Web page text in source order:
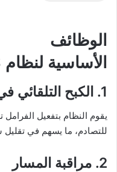
الوظائف
الأساسية لنظام ADAS في السيارة
1. الكبح التلقائي في حالات الطوارئ
يقوم النظام بتفعيل
للتصادم، ما يسهم في تقليل
2. مراقبة المسار